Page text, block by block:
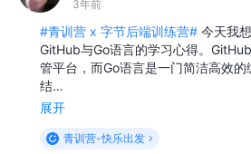
3年前
#青训营 x 字节后端训练营# 今天我
GitHub与Go语言的学习心得。
管平台，而Go语言是一门简洁高效的
结…
展开
青训营-快乐出发